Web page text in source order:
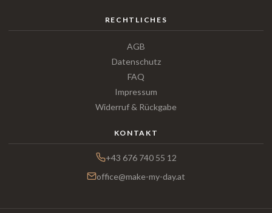
RECHTLICHES
AGB
Datenschutz
FAQ
Impressum
Widerruf & Rückgabe
KONTAKT
+43 676 740 55 12
office@make-my-day.at